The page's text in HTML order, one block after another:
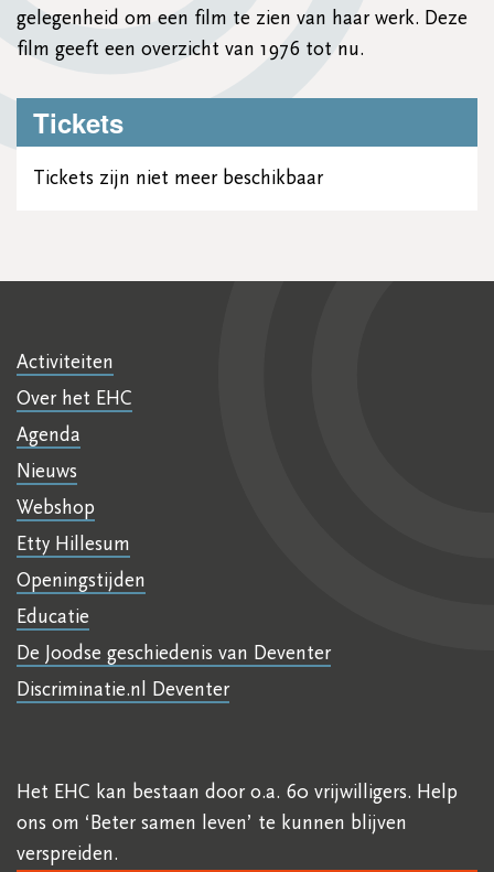
gelegenheid om een film te zien van haar werk. Deze
film geeft een overzicht van 1976 tot nu.
Tickets
Tickets zijn niet meer beschikbaar
Activiteiten
Over het EHC
Agenda
Nieuws
Webshop
Etty Hillesum
Openingstijden
Educatie
De Joodse geschiedenis van Deventer
Discriminatie.nl Deventer
Het EHC kan bestaan door o.a. 60 vrijwilligers. Help
ons om ‘Beter samen leven’ te kunnen blijven
verspreiden.